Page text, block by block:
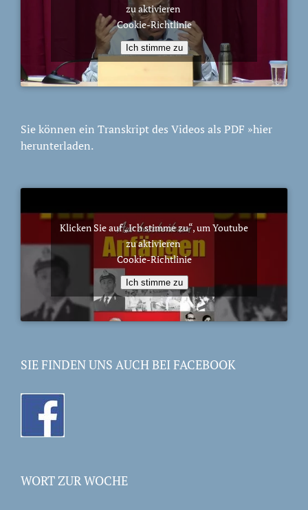
zu aktivieren
Cookie-Richtlinie
Ich stimme zu
Sie können ein Transkript des Videos als PDF »hier
herunterladen.
Klicken Sie auf „Ich stimme zu“, um Youtube
zu aktivieren
Cookie-Richtlinie
Ich stimme zu
SIE FINDEN UNS AUCH BEI FACEBOOK
WORT ZUR WOCHE